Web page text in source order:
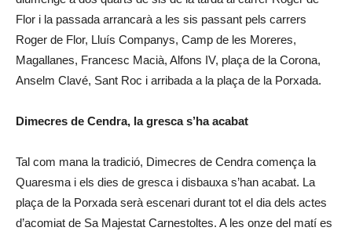
Flor i la passada arrancarà a les sis passant pels carrers
Roger de Flor, Lluís Companys, Camp de les Moreres,
Magallanes, Francesc Macià, Alfons IV, plaça de la Corona,
Anselm Clavé, Sant Roc i arribada a la plaça de la Porxada.
Dimecres de Cendra, la gresca s’ha acabat
Tal com mana la tradició, Dimecres de Cendra comença la
Quaresma i els dies de gresca i disbauxa s’han acabat. La
plaça de la Porxada serà escenari durant tot el dia dels actes
d’acomiat de Sa Majestat Carnestoltes. A les onze del matí es